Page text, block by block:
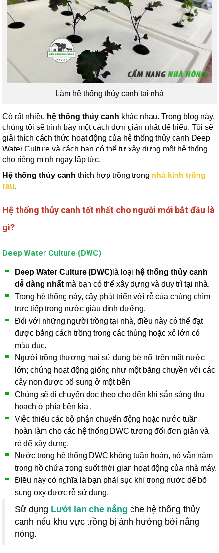
Làm hệ thống thủy canh tại nhà
Có rất nhiều hệ thống thủy canh khác nhau. Trong blog này,
chúng tôi sẽ trình bày một cách đơn giản nhất để hiểu. Tôi sẽ
giải thích cách thức hoạt động của hệ thống thủy canh Deep
Water Culture và cách bạn có thể tự xây dựng một hệ thống
cho riêng mình ngay lập tức.
Hệ thống thủy canh thích hợp trồng trong nhà kính trồng
rau.
Hệ thống thủy canh tốt nhất cho người mới bắt đầu là
gì?
Deep Water Culture (DWC)
Deep Water Culture (DWC) là loại hệ thống thủy canh
dễ dàng nhất mà bạn có thể xây dựng và duy trì tại nhà.
Trong hệ thống này, cây phát triển với rễ của chúng chìm
trực tiếp trong nước giàu dinh dưỡng.
Đối với những người trồng tại nhà, điều này có thể đạt
được bằng cách trồng trong các thùng hoặc xô lớn có
màu đục.
Người trồng thương mại sử dụng bè nổi trên mặt nước
lớn; chúng hoạt động giống như một băng chuyền với các
cây non được bổ sung ở một bên.
Chúng sẽ di chuyển dọc theo cho đến khi sẵn sàng thu
hoạch ở phía bên kia .
Việc thiếu các bộ phận chuyển động hoặc nước tuần
hoàn làm cho các hệ thống DWC tương đối đơn giản và
rẻ để xây dựng.
Nước trong hệ thống DWC không tuần hoàn, nó vẫn nằm
trong hồ chứa trong suốt thời gian hoạt động của nhà máy.
Điều này có nghĩa là bạn phải sục khí trong nước để bổ
sung oxy được rễ sử dụng.
Sử dụng Lưới lan che nắng che hệ thống thủy
canh nếu khu vực trồng bị ảnh hưởng bởi nắng
nóng.